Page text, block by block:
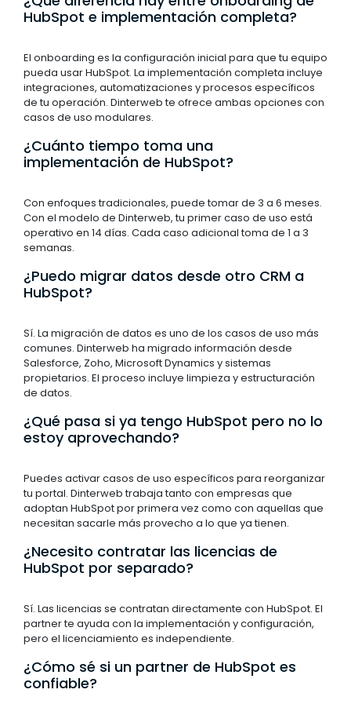
HubSpot e implementación completa?
El onboarding es la configuración inicial para que tu equipo
pueda usar HubSpot. La implementación completa incluye
integraciones, automatizaciones y procesos específicos
de tu operación. Dinterweb te ofrece ambas opciones con
casos de uso modulares.
¿Cuánto tiempo toma una
implementación de HubSpot?
Con enfoques tradicionales, puede tomar de 3 a 6 meses.
Con el modelo de Dinterweb, tu primer caso de uso está
operativo en 14 días. Cada caso adicional toma de 1 a 3
semanas.
¿Puedo migrar datos desde otro CRM a
HubSpot?
Sí. La migración de datos es uno de los casos de uso más
comunes. Dinterweb ha migrado información desde
Salesforce, Zoho, Microsoft Dynamics y sistemas
propietarios. El proceso incluye limpieza y estructuración
de datos.
¿Qué pasa si ya tengo HubSpot pero no lo
estoy aprovechando?
Puedes activar casos de uso específicos para reorganizar
tu portal. Dinterweb trabaja tanto con empresas que
adoptan HubSpot por primera vez como con aquellas que
necesitan sacarle más provecho a lo que ya tienen.
¿Necesito contratar las licencias de
HubSpot por separado?
Sí. Las licencias se contratan directamente con HubSpot. El
partner te ayuda con la implementación y configuración,
pero el licenciamiento es independiente.
¿Cómo sé si un partner de HubSpot es
confiable?